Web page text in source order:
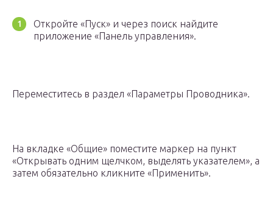
Откройте «Пуск» и через поиск найдите
приложение «Панель управления».
Переместитесь в раздел «Параметры Проводника».
На вкладке «Общие» поместите маркер на пункт
«Открывать одним щелчком, выделять указателем», а
затем обязательно кликните «Применить».